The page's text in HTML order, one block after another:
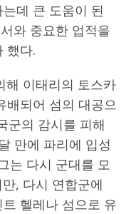
데 큰 도움이 된
와 중요한 업적을
했다.
해 이태리의 토스카
배되어 섬의 대공으
군의 감시를 피해
만에 파리에 입성
는 다시 군대를 모
, 다시 연합군에
헬레나 섬으로 유